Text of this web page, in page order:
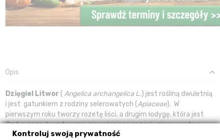
Opis
Dzięgiel Litwor( Angelica archangelica L.) jest rośliną dwuletnią
i jest gatunkiem z rodziny selerowatych (Apiaceae). W
pierwszym roku tworzy rozetę liści, a drugim łodygę, która jest
Gruba, naga, bruzdowana, nieowłosiona, rozgałęziona, pusta w
środku w międzywęźlach i dorasta do 2 m wysokości. Liście są
Kontroluj swoją prywatność